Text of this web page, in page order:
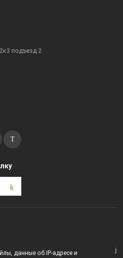
подъезд 2
соглашение
данные об IP-адресе и